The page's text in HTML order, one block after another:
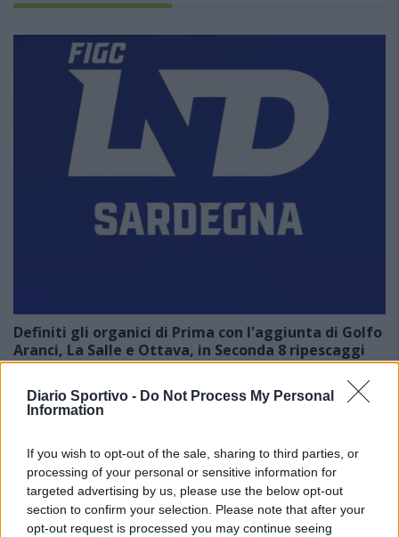
Diario Sportivo - Do Not Process My Personal
Information
If you wish to opt-out of the sale, sharing to third parties, or
processing of your personal or sensitive information for
targeted advertising by us, please use the below opt-out
section to confirm your selection. Please note that after your
opt-out request is processed you may continue seeing
Definiti gli organici di Prima con l'aggiunta di Golfo
Aranci, La Salle e Ottava, in Seconda 8 ripescaggi
7 Ago 2026
Dopo aver definito gli organici dei primi due campionati regionali, con
il ripescaggio di Villacidrese e Usinese in Eccellenza e di Antiochense
e Fonni in Promozione (leggi qui), il Consiglio…